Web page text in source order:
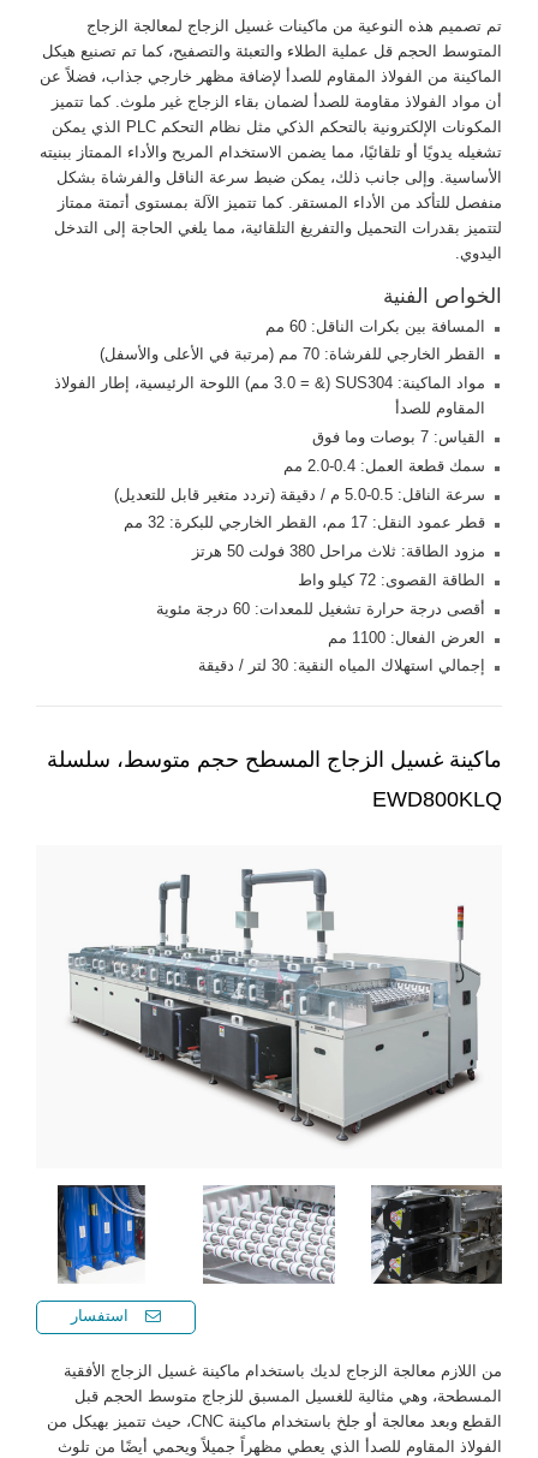
تم تصميم هذه النوعية من ماكينات غسيل الزجاج لمعالجة الزجاج
المتوسط الحجم قل عملية الطلاء والتعبئة والتصفيح، كما تم تصنيع هيكل
الماكينة من الفولاذ المقاوم للصدأ لإضافة مظهر خارجي جذاب، فضلاً عن
أن مواد الفولاذ مقاومة للصدأ لضمان بقاء الزجاج غير ملوث. كما تتميز
المكونات الإلكترونية بالتحكم الذكي مثل نظام التحكم PLC الذي يمكن
تشغيله يدويًا أو تلقائيًا، مما يضمن الاستخدام المريح والأداء الممتاز ببنيته
الأساسية. وإلى جانب ذلك، يمكن ضبط سرعة الناقل والفرشاة بشكل
منفصل للتأكد من الأداء المستقر. كما تتميز الآلة بمستوى أتمتة ممتاز
لتتميز بقدرات التحميل والتفريغ التلقائية، مما يلغي الحاجة إلى التدخل
اليدوي.
الخواص الفنية
المسافة بين بكرات الناقل: 60 مم
القطر الخارجي للفرشاة: 70 مم (مرتبة في الأعلى والأسفل)
مواد الماكينة: SUS304 (& = 3.0 مم) اللوحة الرئيسية، إطار الفولاذ
المقاوم للصدأ
القياس: 7 بوصات وما فوق
سمك قطعة العمل: 0.4-2.0 مم
سرعة الناقل: 0.5-5.0 م / دقيقة (تردد متغير قابل للتعديل)
قطر عمود النقل: 17 مم، القطر الخارجي للبكرة: 32 مم
مزود الطاقة: ثلاث مراحل 380 فولت 50 هرتز
الطاقة القصوى: 72 كيلو واط
أقصى درجة حرارة تشغيل للمعدات: 60 درجة مئوية
العرض الفعال: 1100 مم
إجمالي استهلاك المياه النقية: 30 لتر / دقيقة
ماكينة غسيل الزجاج المسطح حجم متوسط، سلسلة
EWD800KLQ
استفسار
من اللازم معالجة الزجاج لديك باستخدام ماكينة غسيل الزجاج الأفقية
المسطحة، وهي مثالية للغسيل المسبق للزجاج متوسط الحجم قبل
القطع وبعد معالجة أو جلخ باستخدام ماكينة CNC، حيث تتميز بهيكل من
الفولاذ المقاوم للصدأ الذي يعطي مظهراً جميلاً ويحمي أيضًا من تلوث